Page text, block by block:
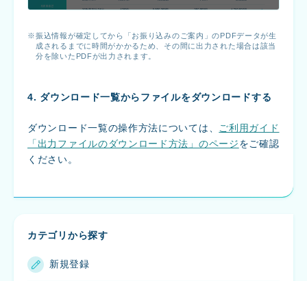
振込情報が確定してから「お振り込みのご案内」のPDFデータが生
成されるまでに時間がかかるため、その間に出力された場合は該当
分を除いたPDFが出力されます。
4. ダウンロード一覧からファイルをダウンロードする
ダウンロード一覧の操作方法については、 ご利用ガイド
「出力ファイルのダウンロード方法」のページをご確認
ください。
カテゴリから探す
新規登録